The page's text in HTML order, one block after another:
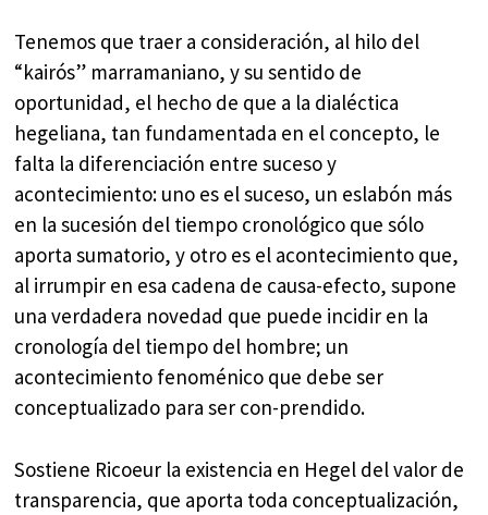
Tenemos que traer a consideración, al hilo del
“kairós” marramaniano, y su sentido de
oportunidad, el hecho de que a la dialéctica
hegeliana, tan fundamentada en el concepto, le
falta la diferenciación entre suceso y
acontecimiento: uno es el suceso, un eslabón más
en la sucesión del tiempo cronológico que sólo
aporta sumatorio, y otro es el acontecimiento que,
al irrumpir en esa cadena de causa-efecto, supone
una verdadera novedad que puede incidir en la
cronología del tiempo del hombre; un
acontecimiento fenoménico que debe ser
conceptualizado para ser con-prendido.
Sostiene Ricoeur la existencia en Hegel del valor de
transparencia, que aporta toda conceptualización,